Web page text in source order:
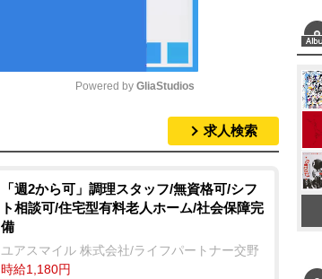
t
e
Powered by GliaStudios
求人検索
「週2から可」調理スタッフ/無資格可/シフ
ト相談可/住宅型有料老人ホーム/社会保障完
備
ユアスマイル 株式会社/ライフパートナー交野
時給1,180円